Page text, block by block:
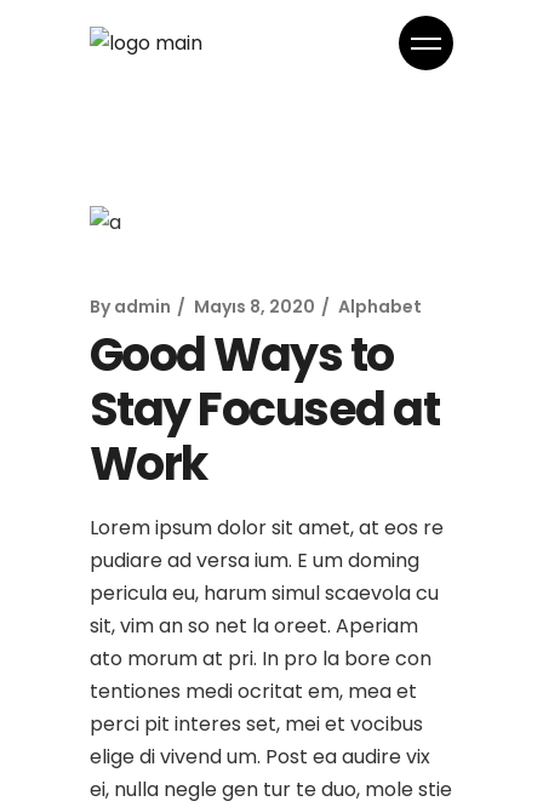
By admin Mayıs 8, 2020 Alphabet
Good Ways to
Stay Focused at
Work
Lorem ipsum dolor sit amet, at eos re
pudiare ad versa ium. E um doming
pericula eu, harum simul scaevola cu
sit, vim an so net la oreet. Aperiam
ato morum at pri. In pro la bore con
tentiones medi ocritat em, mea et
perci pit interes set, mei et vocibus
elige di vivend um. Post ea audire vix
ei, nulla negle gen tur te duo, mole stie